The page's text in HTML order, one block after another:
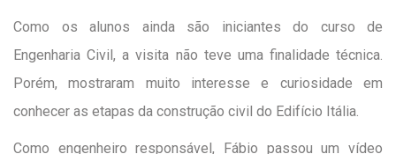
Como os alunos ainda são iniciantes do curso de
Engenharia Civil, a visita não teve uma finalidade técnica.
Porém, mostraram muito interesse e curiosidade em
conhecer as etapas da construção civil do Edifício Itália.
Como engenheiro responsável, Fábio passou um vídeo